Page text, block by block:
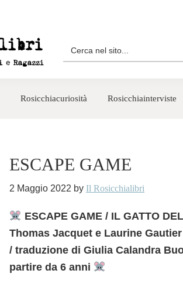
Search
for:
Rosicchiacuriosità Rosicchiainterviste
ESCAPE GAME
2 Maggio 2022 by Il Rosicchialibri
ESCAPE GAME / IL GATTO
Thomas Jacquet e Laurine
/ traduzione di Giulia Calandra
partire da 6 anni